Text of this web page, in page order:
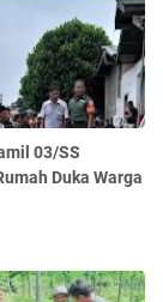
03/SS
Duka Warga